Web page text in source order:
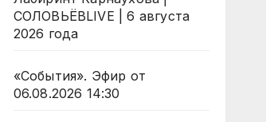
СОЛОВЬЁВLIVE | 6 августа
2026 года
«События». Эфир от
06.08.2026 14:30